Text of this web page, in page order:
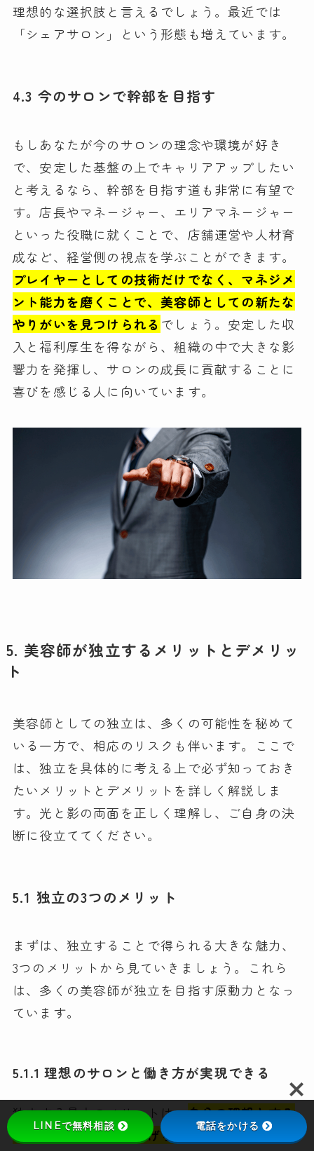
理想的な選択肢と言えるでしょう。最近では
「シェアサロン」という形態も増えています。
4.3 今のサロンで幹部を目指す
もしあなたが今のサロンの理念や環境が好き
で、安定した基盤の上でキャリアアップしたい
と考えるなら、幹部を目指す道も非常に有望で
す。店長やマネージャー、エリアマネージャー
といった役職に就くことで、店舗運営や人材育
成など、経営側の視点を学ぶことができます。
プレイヤーとしての技術だけでなく、マネジメ
ント能力を磨くことで、美容師としての新たな
やりがいを見つけられる でしょう。安定した収
入と福利厚生を得ながら、組織の中で大きな影
響力を発揮し、サロンの成長に貢献することに
喜びを感じる人に向いています。
5. 美容師が独立するメリットとデメリッ
ト
美容師としての独立は、多くの可能性を秘めて
いる一方で、相応のリスクも伴います。ここで
は、独立を具体的に考える上で必ず知っておき
たいメリットとデメリットを詳しく解説しま
す。光と影の両面を正しく理解し、ご自身の決
断に役立ててください。
5.1 独立の3つのメリット
まずは、独立することで得られる大きな魅力、
3つのメリットから見ていきましょう。これら
は、多くの美容師が独立を目指す原動力となっ
ています。
5.1.1 理想のサロンと働き方が実現できる
独立する最大のメリットは、自分の理想とする
サロンを一から創り上げられることです。内装
LINEで無料相談 電話をかける